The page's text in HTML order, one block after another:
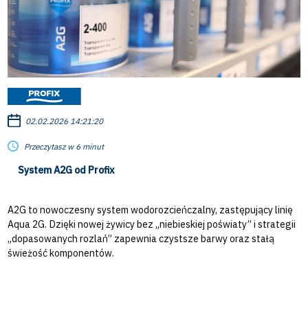
02.02.2026 14:21:20
Przeczytasz w 6 minut
System A2G od Profix
A2G to nowoczesny system wodorozcieńczalny, zastępujący linię
Aqua 2G. Dzięki nowej żywicy bez „niebieskiej poświaty” i strategii
„dopasowanych rozlań” zapewnia czystsze barwy oraz stałą
świeżość komponentów.